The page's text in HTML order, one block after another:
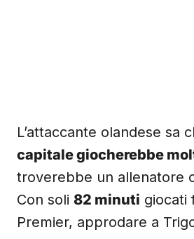
L’attaccante olandese sa
capitale giocherebbe
troverebbe un allenatore
Con soli 82 minuti giocati
Premier, approdare a